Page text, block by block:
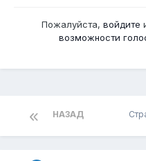
Пожалуйста, войдите
возможности
НАЗАД